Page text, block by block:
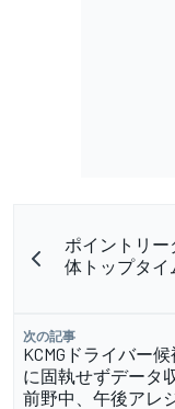
ポイントリ
体トップタ
次の記事
KCMGドライバー
に固執せずデータ
前野中、午後アレ